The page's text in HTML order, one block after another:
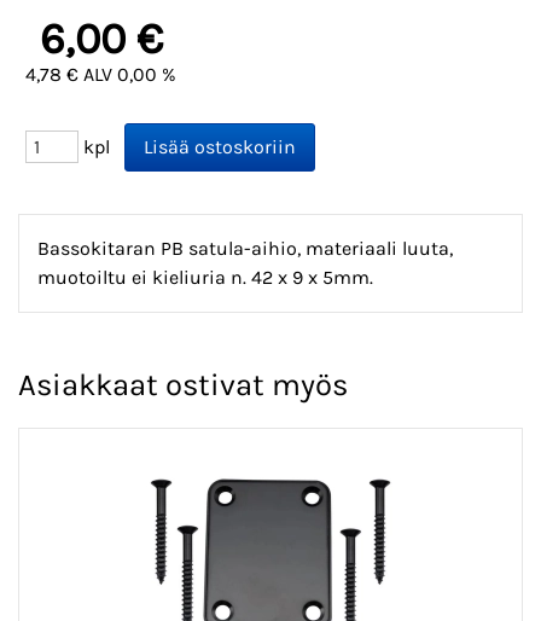
6,00 €
4,78 € ALV 0,00 %
kpl
Bassokitaran PB satula-aihio, materiaali luuta,
muotoiltu ei kieliuria n. 42 x 9 x 5mm.
Asiakkaat ostivat myös